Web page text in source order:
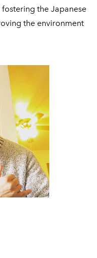
the Japanese
the environment